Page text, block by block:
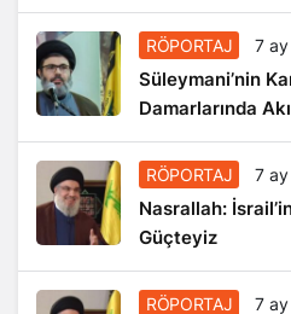
RÖPORTAJ 7
Süleymani’nin
Damarlarında
RÖPORTAJ 7
Nasrallah:
Güçteyiz
RÖPORTAJ 7